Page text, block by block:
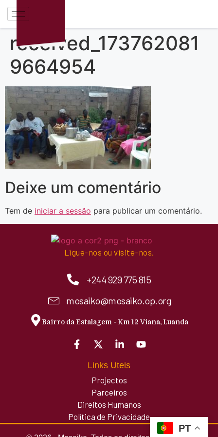
received_173762081
9664954
Deixe um comentário
Tem de iniciar a sessão para publicar um comentário.
Ligue-nos ou visite-nos.
+244 929 775 815
mosaiko@mosaiko.op.org
Bairro da Estalagem - Km 12 Viana, Luanda
Links Uteis
Projectos
Parceiros
Direitos Humanos
Política de Privacidade
PT